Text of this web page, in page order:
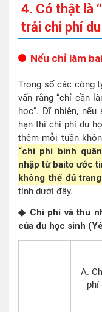
4. Có thật là
trải chi phí
Nếu chỉ làm
Trong số các công
vấn rằng “chỉ cần
học”. Dĩ nhiên,
hạn thì chi phí du
thêm mỗi tuần
“chi phí bình
nhập từ baito ước
không thể đủ
tính dưới đây.
◆ Chi phí và thu
của du học sinh
A.
phí